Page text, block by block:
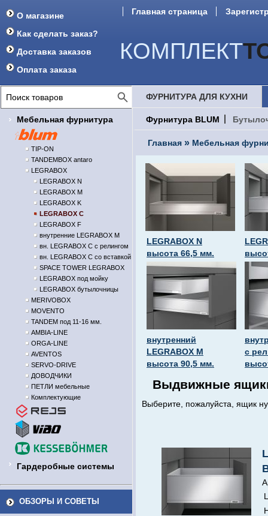
О магазине
Как сделать заказ?
Доставка заказов
Оплата заказа
Главная страница
КОМПЛЕКТ
Мебельная фурнитура
TIP-ON
TANDEMBOX antaro
LEGRABOX
LEGRABOX N
LEGRABOX M
LEGRABOX K
LEGRABOX C
LEGRABOX F
внутренние LEGRABOX M
вн. LEGRABOX C с релингом
вн. LEGRABOX C со вставкой
SPACE TOWER LEGRABOX
LEGRABOX под мойку
LEGRABOX бутылочницы
MERIVOBOX
MOVENTO
TANDEM под 11-16 мм.
AMBIA-LINE
ORGA-LINE
AVENTOS
SERVO-DRIVE
ДОВОДЧИКИ
ПЕТЛИ мебельные
Комплектующие
Гардеробные системы
ОБЗОРЫ И СОВЕТЫ
ФУРНИТУРА ДЛЯ КУХНИ
Фурнитура BLUM
Главная » Мебельная
LEGRABOX N
высота 66,5 мм.
внутренний
LEGRABOX M
высота 90,5 мм.
с
Выдвижные
Выберите, пожалуйста, ящик